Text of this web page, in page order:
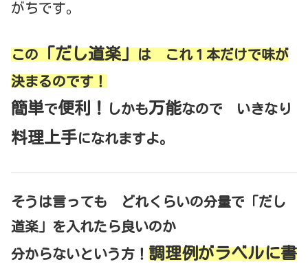
がちです。
この 「だし道楽」
は これ１本だけで味が
決まるのです！
簡単で便利！ しかも万能なので いきなり
料理上手になれますよ。
そうは言っても どれくらいの分量で「だし
道楽」を入れたら良いのか
分からないという方！ 調理例がラベルに書